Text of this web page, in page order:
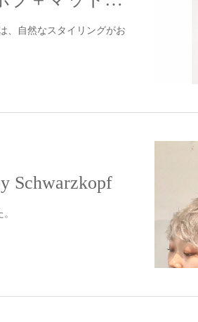
、自然なスタイリングがお
Schwarzkopf